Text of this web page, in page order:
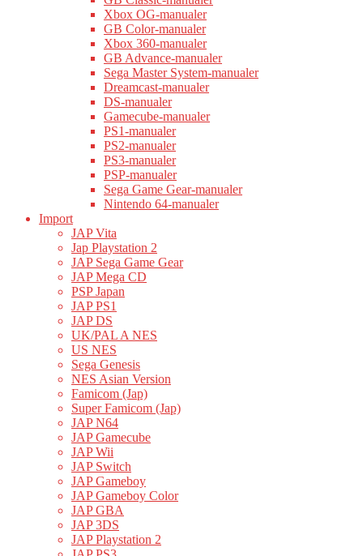
Xbox OG-manualer
GB Color-manualer
Xbox 360-manualer
GB Advance-manualer
Sega Master System-manualer
Dreamcast-manualer
DS-manualer
Gamecube-manualer
PS1-manualer
PS2-manualer
PS3-manualer
PSP-manualer
Sega Game Gear-manualer
Nintendo 64-manualer
Import
JAP Vita
Jap Playstation 2
JAP Sega Game Gear
JAP Mega CD
PSP Japan
JAP PS1
JAP DS
UK/PAL A NES
US NES
Sega Genesis
NES Asian Version
Famicom (Jap)
Super Famicom (Jap)
JAP N64
JAP Gamecube
JAP Wii
JAP Switch
JAP Gameboy
JAP Gameboy Color
JAP GBA
JAP 3DS
JAP Playstation 2